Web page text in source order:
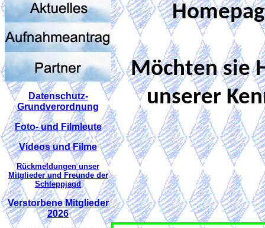
Datenschutz-
Grundverordnung
Foto- und Filmleute
Videos und Filme
Rückmeldungen unser
Mitglieder und Freunde der
Schleppjagd
Verstorbene Mitglieder
2026
Möchten sie
unserer